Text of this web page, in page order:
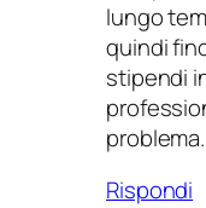
lungo
quindi
stipendi
problema.
Rispondi